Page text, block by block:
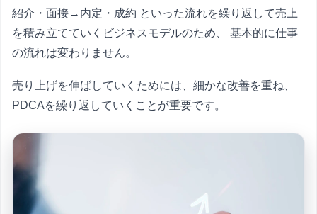
紹介・面接→内定・成約 といった流れを繰り返して売上
を積み立てていくビジネスモデルのため、 基本的に仕事
の流れは変わりません。
売り上げを伸ばしていくためには、細かな改善を重ね、
PDCAを繰り返していくことが重要です。